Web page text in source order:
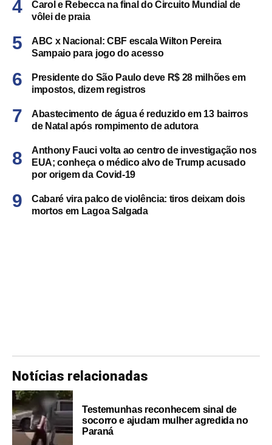
Carol e Rebecca na final do Circuito Mundial de
vôlei de praia
ABC x Nacional: CBF escala Wilton Pereira
Sampaio para jogo do acesso
Presidente do São Paulo deve R$ 28 milhões em
impostos, dizem registros
Abastecimento de água é reduzido em 13 bairros
de Natal após rompimento de adutora
Anthony Fauci volta ao centro de investigação nos
EUA; conheça o médico alvo de Trump acusado
por origem da Covid-19
Cabaré vira palco de violência: tiros deixam dois
mortos em Lagoa Salgada
Notícias relacionadas
Testemunhas reconhecem sinal de
socorro e ajudam mulher agredida no
Paraná